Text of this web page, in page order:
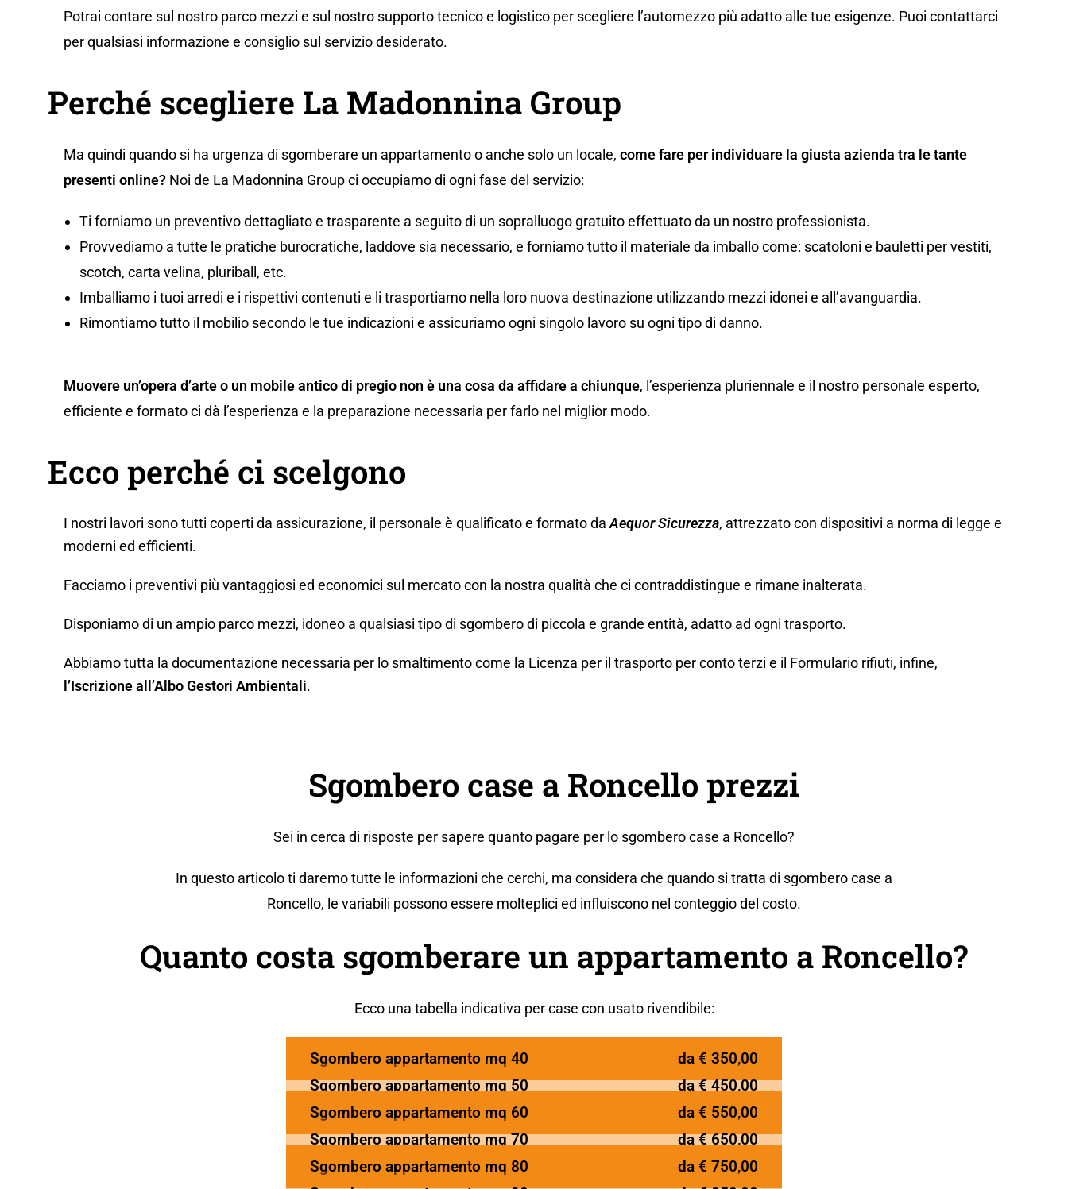
Potrai contare sul nostro parco mezzi e sul nostro supporto tecnico e logistico per scegliere l’automezzo più adatto alle tue esigenze. Puoi contattarci
per qualsiasi informazione e consiglio sul servizio desiderato.
Perché scegliere La Madonnina Group
Ma quindi quando si ha urgenza di sgomberare un appartamento o anche solo un locale, come fare per individuare la giusta azienda tra le tante
presenti online? Noi de La Madonnina Group ci occupiamo di ogni fase del servizio:
Ti forniamo un preventivo dettagliato e trasparente a seguito di un sopralluogo gratuito effettuato da un nostro professionista.
Provvediamo a tutte le pratiche burocratiche, laddove sia necessario, e forniamo tutto il materiale da imballo come: scatoloni e bauletti per vestiti,
scotch, carta velina, pluriball, etc.
Imballiamo i tuoi arredi e i rispettivi contenuti e li trasportiamo nella loro nuova destinazione utilizzando mezzi idonei e all’avanguardia.
Rimontiamo tutto il mobilio secondo le tue indicazioni e assicuriamo ogni singolo lavoro su ogni tipo di danno.
Muovere un’opera d’arte o un mobile antico di pregio non è una cosa da affidare a chiunque, l’esperienza pluriennale e il nostro personale esperto,
efficiente e formato ci dà l’esperienza e la preparazione necessaria per farlo nel miglior modo.
Ecco perché ci scelgono
I nostri lavori sono tutti coperti da assicurazione, il personale è qualificato e formato daAequor Sicurezza, attrezzato con dispositivi a norma di legge e
moderni ed efficienti.
Facciamo i preventivi più vantaggiosi ed economici sul mercato con la nostra qualità che ci contraddistingue e rimane inalterata.
Disponiamo di un ampio parco mezzi, idoneo a qualsiasi tipo di sgombero di piccola e grande entità, adatto ad ogni trasporto.
Abbiamo tutta la documentazione necessaria per lo smaltimento come la Licenza per il trasporto per conto terzi e il Formulario rifiuti, infine,
l’Iscrizione all’Albo Gestori Ambientali.
Sgombero case a Roncello prezzi
Sei in cerca di risposte per sapere quanto pagare per lo sgombero case a Roncello?
In questo articolo ti daremo tutte le informazioni che cerchi, ma considera che quando si tratta di sgombero case a
Roncello, le variabili possono essere molteplici ed influiscono nel conteggio del costo.
Quanto costa sgomberare un appartamento a Roncello?
Ecco una tabella indicativa per case con usato rivendibile:
Sgombero appartamento mq 40
da € 350,00
Sgombero appartamento mq 50
da € 450,00
Sgombero appartamento mq 60
da € 550,00
Sgombero appartamento mq 70
da € 650,00
Sgombero appartamento mq 80
da € 750,00